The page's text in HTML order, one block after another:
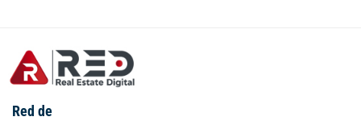
Red de